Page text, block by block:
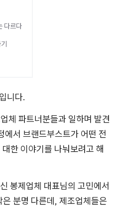
다르다
니다.
체 파트너분들과 일하며 발견
에서 브랜드부스트가 어떤 전
한 이야기를 나눠보려고 해
봉제업체 대표님의 고민에서
분명 다른데, 제조업체들은